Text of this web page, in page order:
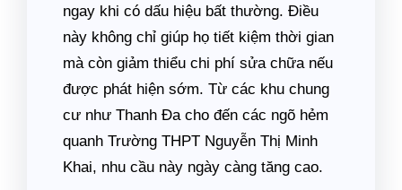
ngay khi có dấu hiệu bất thường. Điều
này không chỉ giúp họ tiết kiệm thời gian
mà còn giảm thiểu chi phí sửa chữa nếu
được phát hiện sớm. Từ các khu chung
cư như Thanh Đa cho đến các ngõ hẻm
quanh Trường THPT Nguyễn Thị Minh
Khai, nhu cầu này ngày càng tăng cao.